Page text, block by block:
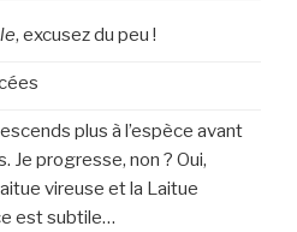
, excusez du peu !
plus à l’espèce avant
Je progresse, non ? Oui,
vireuse et la Laitue
est subtile…